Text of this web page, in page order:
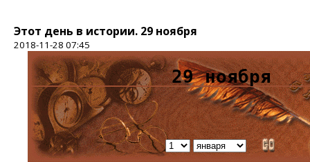
Этот день в истории. 29 ноября
2018-11-28 07:45
29 ноября